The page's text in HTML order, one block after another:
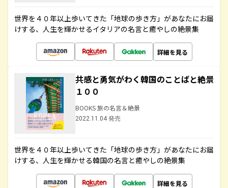
世界を４０年以上歩いてきた「地球の歩き方」があなたにお届
けする、人生を輝かせるイタリアの名言と癒やしの絶景集
詳細を見る
共感と勇気がわく韓国のことばと絶景
１００
BOOKS 旅の名言＆絶景
2022.11.04 発売
世界を４０年以上歩いてきた「地球の歩き方」があなたにお届
けする、人生を輝かせる韓国の名言と癒やしの絶景集
詳細を見る